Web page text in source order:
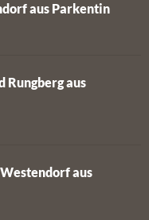
aus Parkentin
Rungberg aus
aus